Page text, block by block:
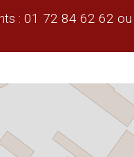
: 01 72 84 62 62